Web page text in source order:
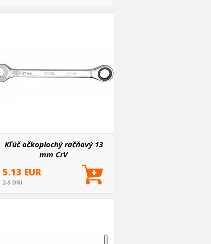
Kľúč očkoplochý račňový 13
mm CrV
5.13 EUR
2-5 DNI